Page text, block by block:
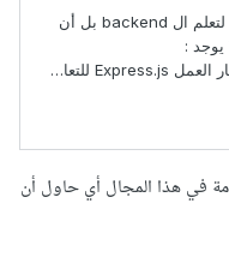
في هذا المجال أي حاول أن